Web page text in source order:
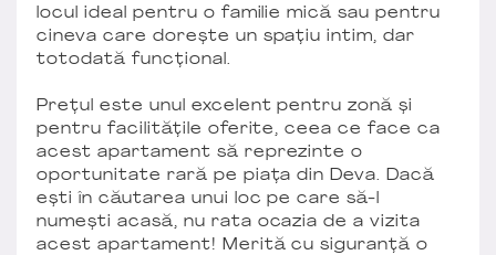
locul ideal pentru o familie mică sau pentru
cineva care dorește un spațiu intim, dar
totodată funcțional.
Prețul este unul excelent pentru zonă și
pentru facilitățile oferite, ceea ce face ca
acest apartament să reprezinte o
oportunitate rară pe piața din Deva. Dacă
ești în căutarea unui loc pe care să-l
numești acasă, nu rata ocazia de a vizita
acest apartament! Merită cu siguranță o